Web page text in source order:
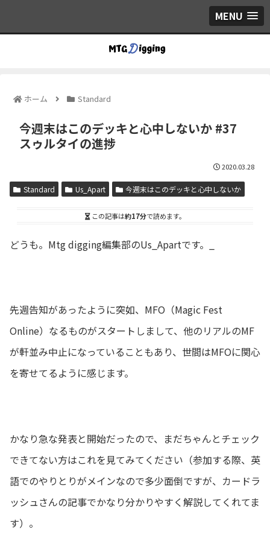
MENU
ホーム Standard
今週末はこのデッキと心中しないか #37
スゥルタイの進捗
2020.03.28
Standard Us_Apart 今週末はこのデッキと心中しないか
この記事は約17分で読めます。
どうも。Mtg digging編集部のUs_Apartです。_
先週告知があったように突如、MFO（Magic Fest
Online）なるものがスタートしまして、他のリアルのMF
が軒並み中止になっていることもあり、世間はMFOに関心
を寄せてるように感じます。
かなり急な発表と開始だったので、まだちゃんとチェック
できてない方はこれを見てみてください（参加する際、英
語でのやりとりがメインなので多少面倒ですが、カードラ
ッシュさんの記事でかなり分かりやすく解説してくれてま
す）。